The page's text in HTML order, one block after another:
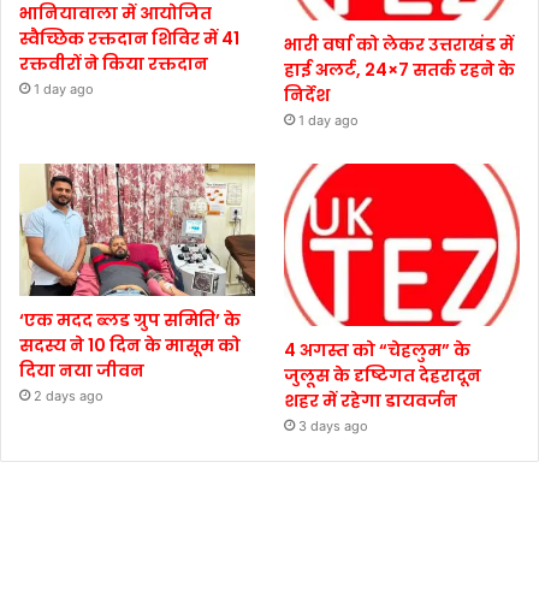
भानियावाला में आयोजित
स्वैच्छिक रक्तदान शिविर में 41
रक्तवीरों ने किया रक्तदान
1 day ago
भारी वर्षा को लेकर उत्तराखंड में
हाई अलर्ट, 24×7 सतर्क रहने के
निर्देश
1 day ago
‘एक मदद ब्लड ग्रुप समिति’ के
सदस्य ने 10 दिन के मासूम को
दिया नया जीवन
2 days ago
4 अगस्त को “चेहलुम” के
जुलूस के दृष्टिगत देहरादून
शहर में रहेगा डायवर्जन
3 days ago